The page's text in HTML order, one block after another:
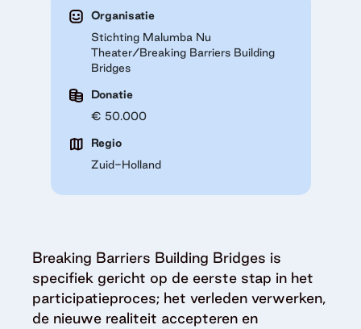
Organisatie
Stichting Malumba Nu
Theater/Breaking Barriers Building
Bridges
Donatie
€ 50.000
Regio
Zuid-Holland
Breaking Barriers Building Bridges is
specifiek gericht op de eerste stap in het
participatieproces; het verleden verwerken,
de nieuwe realiteit accepteren en